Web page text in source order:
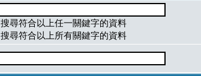
搜尋符合以上任一關鍵字的資料
搜尋符合以上所有關鍵字的資料